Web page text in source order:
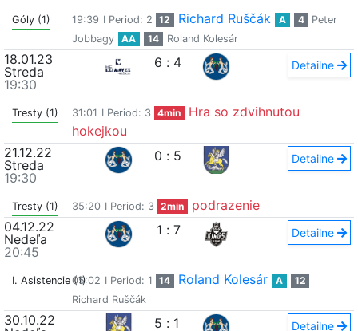
Góly (1) 19:39 I Period: 2 12 Richard Ruščák A 4
Peter
Jobbagy
AA 14 Roland Kolesár
18.01.23
Streda
19:30
6 : 4 Detailne
Tresty (1) 31:01 I Period: 3 4min
Hra so zdvihnutou
hokejkou
21.12.22
Streda
19:30
0 : 5 Detailne
Tresty (1) 35:20 I Period: 3 2min
podrazenie
04.12.22
Nedeľa
20:45
1 : 7 Detailne
I. Asistencie (1)05:02 I Period: 1 14 Roland Kolesár A
12
Richard Ruščák
30.10.22
5 : 1 Detailne